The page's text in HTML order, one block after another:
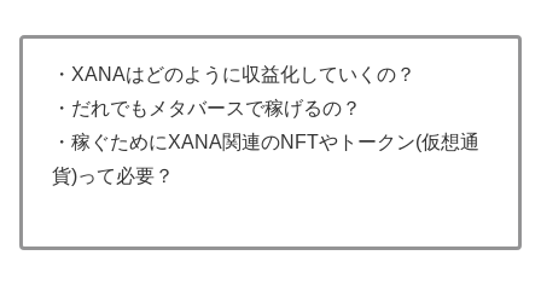
・XANAはどのように収益化していくの？
・だれでもメタバースで稼げるの？
・稼ぐためにXANA関連のNFTやトークン(仮想通
貨)って必要？